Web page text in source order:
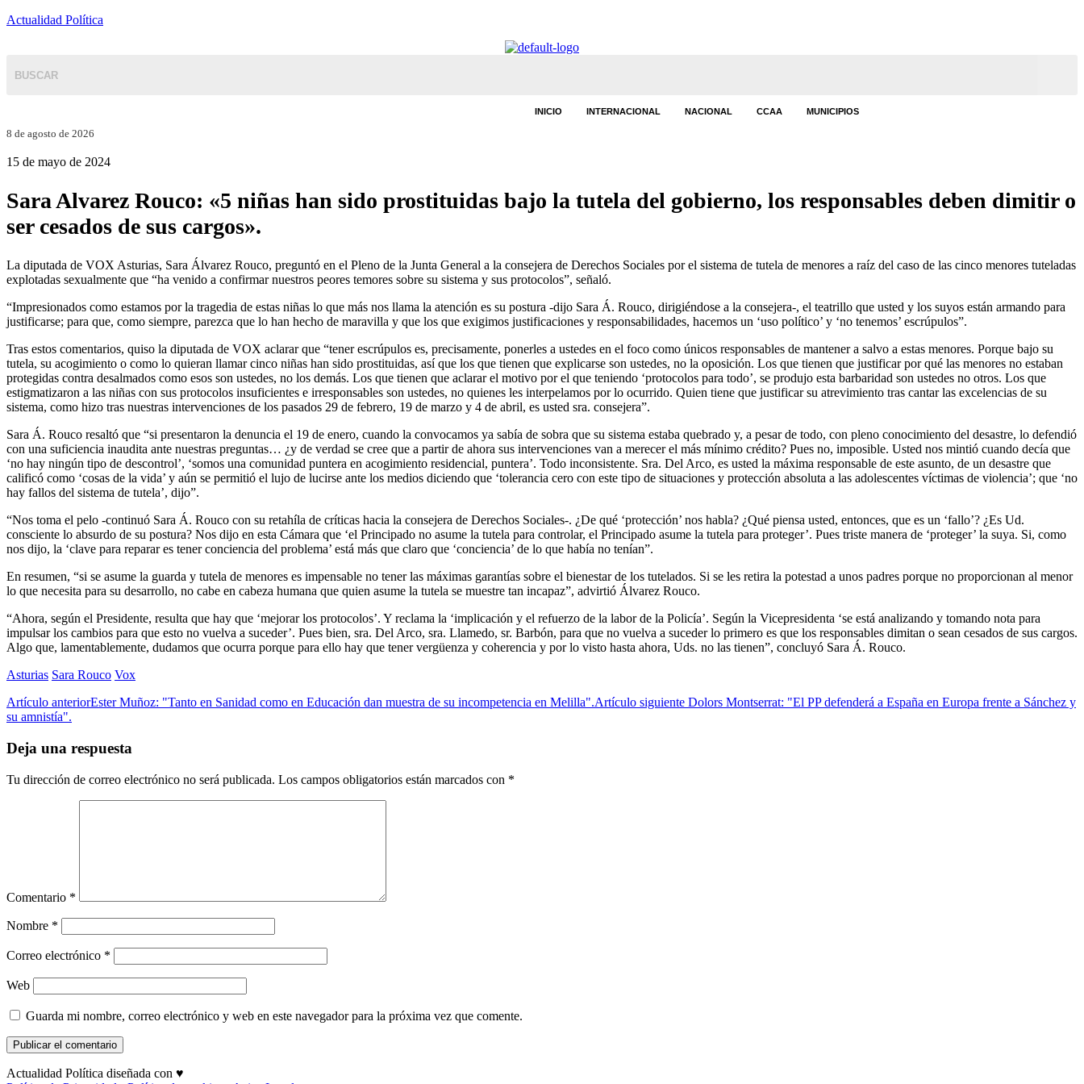
Actualidad Política
INICIO INTERNACIONAL NACIONAL CCAA MUNICIPIOS
8 de agosto de 2026
15 de mayo de 2024
Sara Alvarez Rouco: «5 niñas han sido prostituidas bajo la tutela del gobierno, los responsables deben dimitir o
ser cesados de sus cargos».
La diputada de VOX Asturias, Sara Álvarez Rouco, preguntó en el Pleno de la Junta General a la consejera de Derechos Sociales por el sistema de tutela de menores a raíz del caso de las cinco menores tuteladas
explotadas sexualmente que “ha venido a confirmar nuestros peores temores sobre su sistema y sus protocolos”, señaló.
“Impresionados como estamos por la tragedia de estas niñas lo que más nos llama la atención es su postura -dijo Sara Á. Rouco, dirigiéndose a la consejera-, el teatrillo que usted y los suyos están armando para
justificarse; para que, como siempre, parezca que lo han hecho de maravilla y que los que exigimos justificaciones y responsabilidades, hacemos un ‘uso político’ y ‘no tenemos’ escrúpulos”.
Tras estos comentarios, quiso la diputada de VOX aclarar que “tener escrúpulos es, precisamente, ponerles a ustedes en el foco como únicos responsables de mantener a salvo a estas menores. Porque bajo su
tutela, su acogimiento o como lo quieran llamar cinco niñas han sido prostituidas, así que los que tienen que explicarse son ustedes, no la oposición. Los que tienen que justificar por qué las menores no estaban
protegidas contra desalmados como esos son ustedes, no los demás. Los que tienen que aclarar el motivo por el que teniendo ‘protocolos para todo’, se produjo esta barbaridad son ustedes no otros. Los que
estigmatizaron a las niñas con sus protocolos insuficientes e irresponsables son ustedes, no quienes les interpelamos por lo ocurrido. Quien tiene que justificar su atrevimiento tras cantar las excelencias de su
sistema, como hizo tras nuestras intervenciones de los pasados 29 de febrero, 19 de marzo y 4 de abril, es usted sra. consejera”.
Sara Á. Rouco resaltó que “si presentaron la denuncia el 19 de enero, cuando la convocamos ya sabía de sobra que su sistema estaba quebrado y, a pesar de todo, con pleno conocimiento del desastre, lo defendió
con una suficiencia inaudita ante nuestras preguntas… ¿y de verdad se cree que a partir de ahora sus intervenciones van a merecer el más mínimo crédito? Pues no, imposible. Usted nos mintió cuando decía que
‘no hay ningún tipo de descontrol’, ‘somos una comunidad puntera en acogimiento residencial, puntera’. Todo inconsistente. Sra. Del Arco, es usted la máxima responsable de este asunto, de un desastre que
calificó como ‘cosas de la vida’ y aún se permitió el lujo de lucirse ante los medios diciendo que ‘tolerancia cero con este tipo de situaciones y protección absoluta a las adolescentes víctimas de violencia’; que ‘no
hay fallos del sistema de tutela’, dijo”.
“Nos toma el pelo -continuó Sara Á. Rouco con su retahíla de críticas hacia la consejera de Derechos Sociales-. ¿De qué ‘protección’ nos habla? ¿Qué piensa usted, entonces, que es un ‘fallo’? ¿Es Ud.
consciente lo absurdo de su postura? Nos dijo en esta Cámara que ‘el Principado no asume la tutela para controlar, el Principado asume la tutela para proteger’. Pues triste manera de ‘proteger’ la suya. Si, como
nos dijo, la ‘clave para reparar es tener conciencia del problema’ está más que claro que ‘conciencia’ de lo que había no tenían”.
En resumen, “si se asume la guarda y tutela de menores es impensable no tener las máximas garantías sobre el bienestar de los tutelados. Si se les retira la potestad a unos padres porque no proporcionan al menor
lo que necesita para su desarrollo, no cabe en cabeza humana que quien asume la tutela se muestre tan incapaz”, advirtió Álvarez Rouco.
“Ahora, según el Presidente, resulta que hay que ‘mejorar los protocolos’. Y reclama la ‘implicación y el refuerzo de la labor de la Policía’. Según la Vicepresidenta ‘se está analizando y tomando nota para
impulsar los cambios para que esto no vuelva a suceder’. Pues bien, sra. Del Arco, sra. Llamedo, sr. Barbón, para que no vuelva a suceder lo primero es que los responsables dimitan o sean cesados de sus cargos.
Algo que, lamentablemente, dudamos que ocurra porque para ello hay que tener vergüenza y coherencia y por lo visto hasta ahora, Uds. no las tienen”, concluyó Sara Á. Rouco.
Asturias Sara Rouco Vox
Artículo anteriorEster Muñoz: "Tanto en Sanidad como en Educación dan muestra de su incompetencia en Melilla".Artículo siguiente Dolors Montserrat: "El PP defenderá a España en Europa frente a Sánchez y
su amnistía".
Deja una respuesta
Tu dirección de correo electrónico no será publicada. Los campos obligatorios están marcados con *
Comentario *
Nombre *
Correo electrónico *
Web
Guarda mi nombre, correo electrónico y web en este navegador para la próxima vez que comente.
Actualidad Política diseñada con ♥